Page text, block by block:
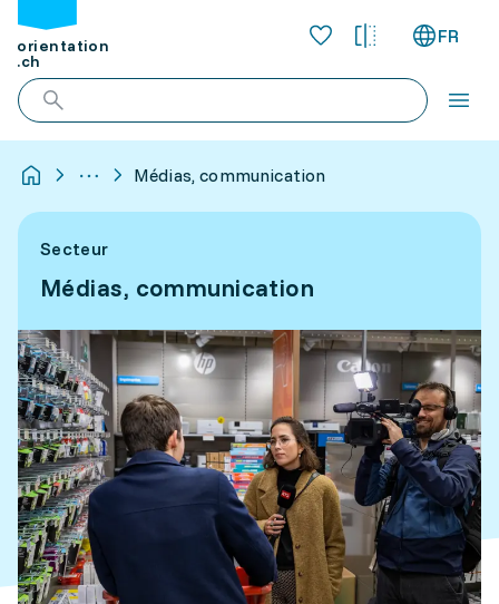
orientation
.ch
FR
Médias, communication
Secteur
Médias, communication